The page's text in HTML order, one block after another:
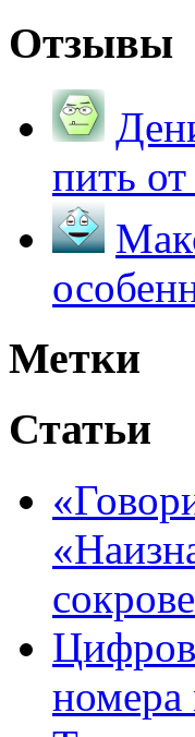
Отзывы
пить от
Метки
Статьи
номера